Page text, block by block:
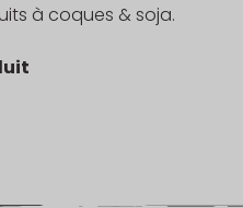
à coques & soja.